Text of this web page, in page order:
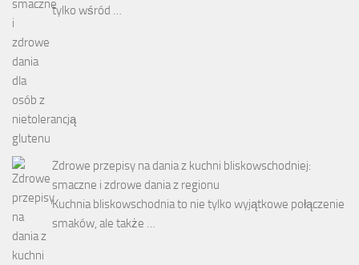
tylko wśród …
Zdrowe przepisy na dania z kuchni bliskowschodniej:
smaczne i zdrowe dania z regionu
Kuchnia bliskowschodnia to nie tylko wyjątkowe połączenie
smaków, ale także …